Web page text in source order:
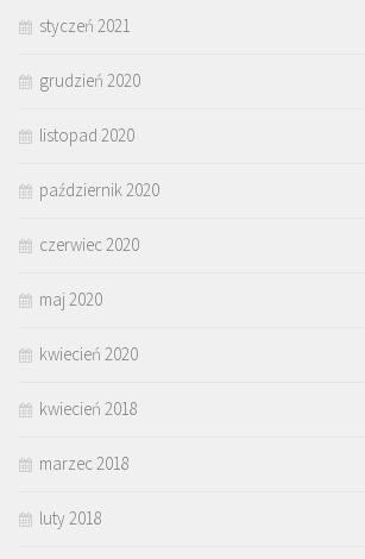
styczeń 2021
grudzień 2020
listopad 2020
październik 2020
czerwiec 2020
maj 2020
kwiecień 2020
kwiecień 2018
marzec 2018
luty 2018